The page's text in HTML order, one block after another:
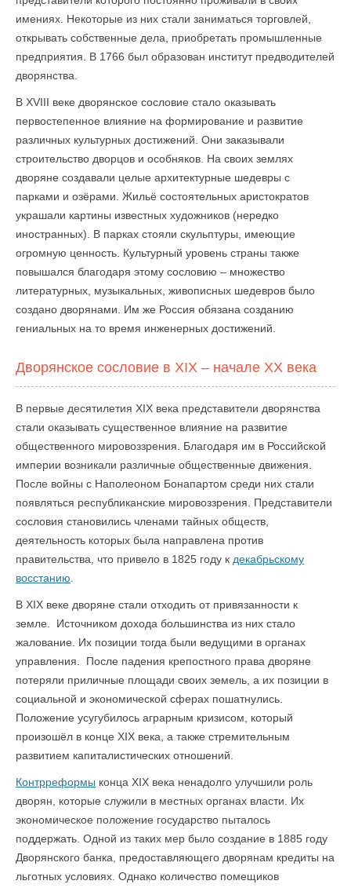
имениях. Некоторые из них стали заниматься торговлей,
открывать собственные дела, приобретать промышленные
предприятия. В 1766 был образован институт предводителей
дворянства.
В XVIII веке дворянское сословие стало оказывать
первостепенное влияние на формирование и развитие
различных культурных достижений. Они заказывали
строительство дворцов и особняков. На своих землях
дворяне создавали целые архитектурные шедевры с
парками и озёрами. Жильё состоятельных аристократов
украшали картины известных художников (нередко
иностранных). В парках стояли скульптуры, имеющие
огромную ценность. Культурный уровень страны также
повышался благодаря этому сословию – множество
литературных, музыкальных, живописных шедевров было
создано дворянами. Им же Россия обязана созданию
гениальных на то время инженерных достижений.
Дворянское сословие в XIX – начале XX века
В первые десятилетия XIX века представители дворянства
стали оказывать существенное влияние на развитие
общественного мировоззрения. Благодаря им в Российской
империи возникали различные общественные движения.
После войны с Наполеоном Бонапартом среди них стали
появляться республиканские мировоззрения. Представители
сословия становились членами тайных обществ,
деятельность которых была направлена против
правительства, что привело в 1825 году к декабрьскому
восстанию
В XIX веке дворяне стали отходить от привязанности к
земле. Источником дохода большинства из них стало
жалование. Их позиции тогда были ведущими в органах
управления. После падения крепостного права дворяне
потеряли приличные площади своих земель, а их позиции в
социальной и экономической сферах пошатнулись.
Положение усугубилось аграрным кризисом, который
произошёл в конце XIX века, а также стремительным
развитием капиталистических отношений.
Контрреформы конца XIX века ненадолго улучшили роль
дворян, которые служили в местных органах власти. Их
экономическое положение государство пыталось
поддержать. Одной из таких мер было создание в 1885 году
Дворянского банка, предоставляющего дворянам кредиты на
льготных условиях. Однако количество помещиков